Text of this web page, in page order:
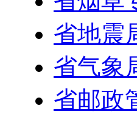
省地震
省气象
省邮政